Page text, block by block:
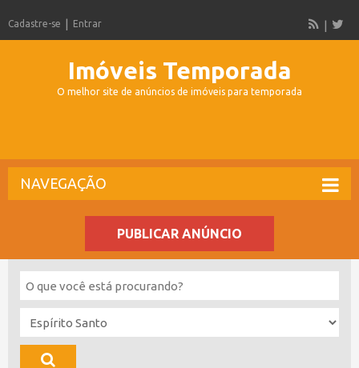
Cadastre-se Entrar
Imóveis Temporada
O melhor site de anúncios de imóveis para temporada
NAVEGAÇÃO
PUBLICAR ANÚNCIO